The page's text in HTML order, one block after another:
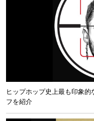
ヒップホップ史上最も印象
フを紹介